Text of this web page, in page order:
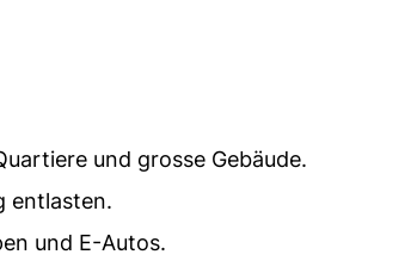
und grosse Gebäude.
entlasten.
und E-Autos.